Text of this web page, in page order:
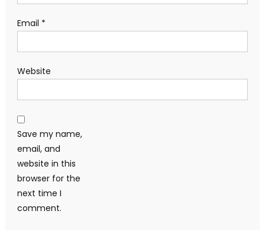
Email *
Website
Save my name,
email, and
website in this
browser for the
next time I
comment.